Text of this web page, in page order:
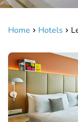
Home Hotels